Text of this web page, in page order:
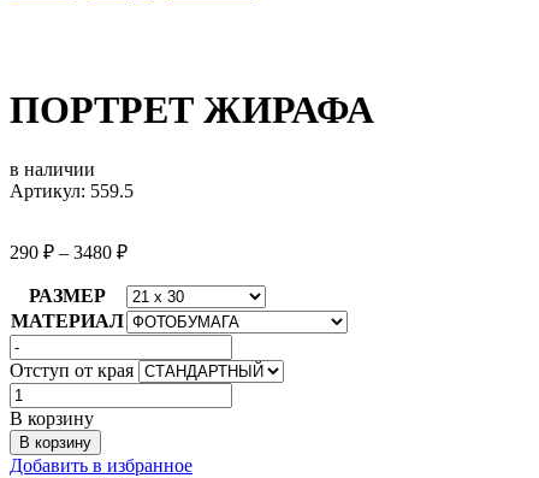
ПОРТРЕТ ЖИРАФА
в наличии
Артикул: 559.5
290 ₽ – 3480 ₽
РАЗМЕР
МАТЕРИАЛ
Отступ от края
Количество
товара
ПОРТРЕТ
ЖИРАФА
В корзину
В корзину
Добавить в избранное